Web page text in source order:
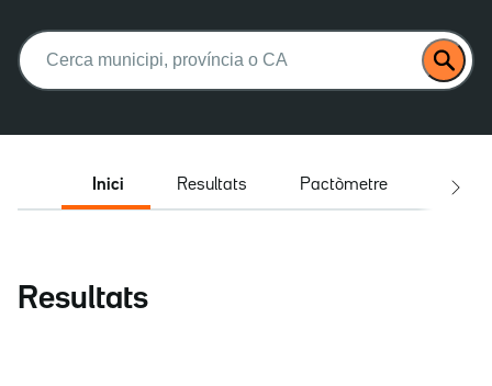
Buscar:
Inici Resultats Pactòmetre
Resultats